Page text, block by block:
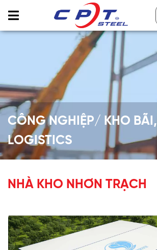
CÔNG NGHIỆP/ KHO BÃI,
LOGISTICS
NHÀ KHO NHƠN TRẠCH